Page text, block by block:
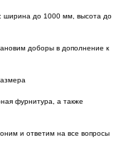
ширина до 1000 мм, высота до
доборы в дополнение к
фурнитура, а также
и ответим на все вопросы